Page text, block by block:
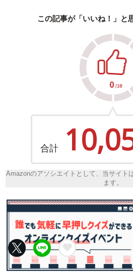
この記事が「いいね！」と
合計
Amazonのアソシエイトとして、当サイト
ます。